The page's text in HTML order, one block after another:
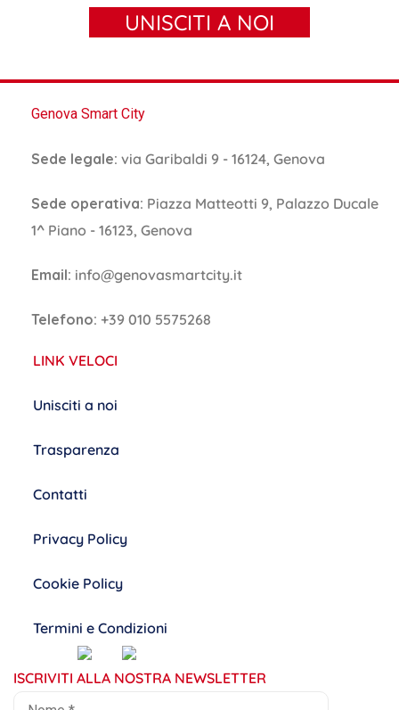
UNISCITI A NOI
Genova Smart City
Sede legale: via Garibaldi 9 - 16124, Genova
Sede operativa: Piazza Matteotti 9, Palazzo Ducale
1^ Piano - 16123, Genova
Email: info@genovasmartcity.it
Telefono: +39 010 5575268
LINK VELOCI
Unisciti a noi
Trasparenza
Contatti
Privacy Policy
Cookie Policy
Termini e Condizioni
ISCRIVITI ALLA NOSTRA NEWSLETTER